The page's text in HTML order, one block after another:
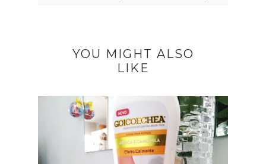
YOU MIGHT ALSO
LIKE